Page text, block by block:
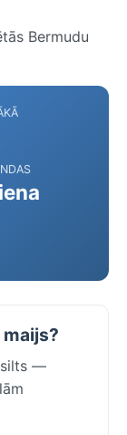
Bermudu
maijs?
silts —